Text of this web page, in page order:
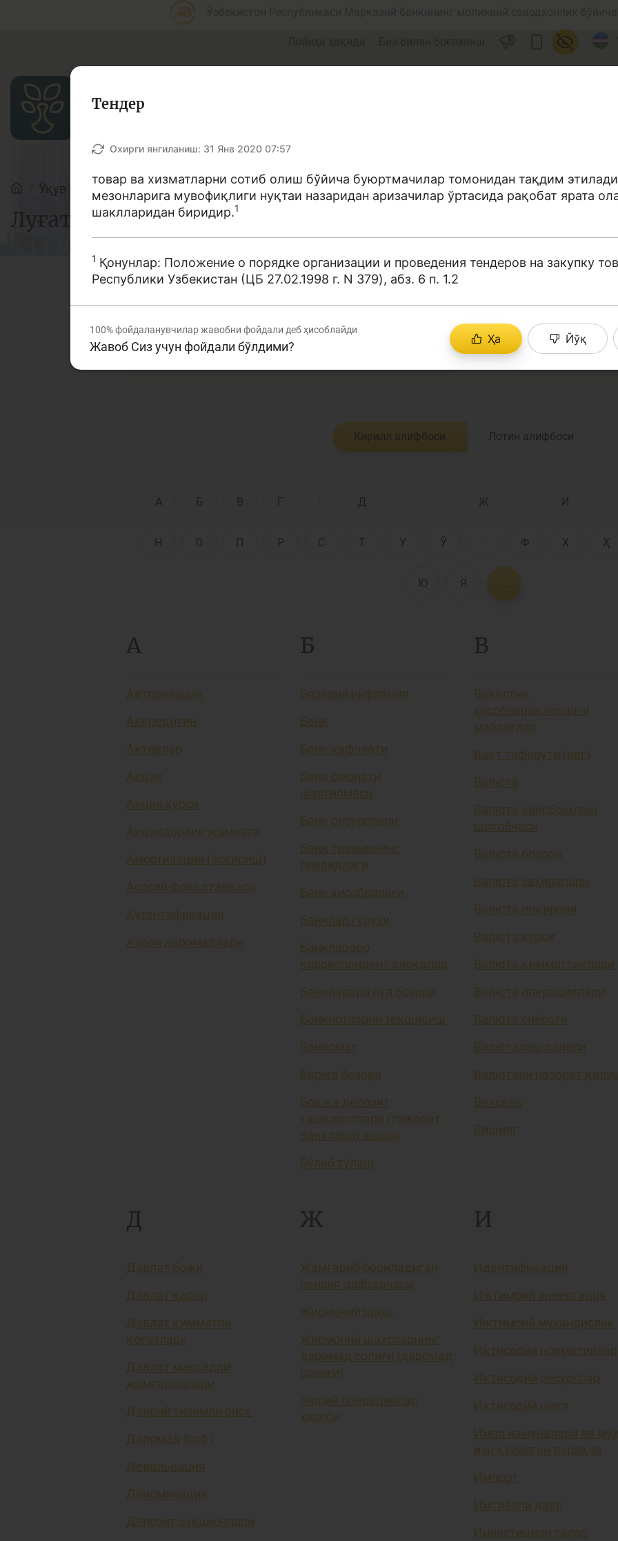
Мақолалар
Банк агентлари учун Пул Ислом молияси
Депозит (омонатлар) Кредит
Пул-кредит
Банк хизматлари
истеъмолчилари
ҳуқуқлари
Тадбиркорлик
Ўқув қўлланмалар Луғат
Луғат
Ушбу изоҳли луғат Сизга оммавий ахборот воситалари ёки иқтисодий
нотаниш сўз ва терминлари тушунишингизга ёрдам беради.
Кирилл алифбоси Лотин алифбоси
А Б В Г Д Ж И
Н О П Р С Т У Ў Ф Х Ҳ
Ю Я
А
Авторизация
Аккредитив
Активлар
Акция
Акция курси
Акциядорлик жамияти
Амортизация (эскириш)
Асосий фоиз ставкаси
Аутентификация
Аҳоли даромадлари
Б
Базавий инфляция
Банк
Банк кафолати
Банк омонати
шартномаси
Банк ресурслари
Банк тизимининг
ликвидлиги
Банк ҳисобварағи
Банклар гуруҳи
Банклараро
корреспондент алоқалар
Банклараро пул бозори
Банкнотларни текшириш
Банкомат
Биржа бозори
Бошқа депозит
ташкилотлари (тижорат
банклари) шарҳи
Бўлиб тўлаш
В
Вакиллик
ҳисобварақлардаги
маблағлар
Вақт тафовути (лаг)
Валюта
Валюта айирбошлаш
шохобчаси
Валюта бозори
Валюта заҳиралари
Валюта инқирози
Валюта курси
Валюта қимматликлари
Валюта операциялари
Валюта сиёсати
Валюталаш санаси
Валютани назорат
Вексель
Вишинг
Д
Давлат божи
Давлат қарзи
Давлат қимматли
қоғозлари
Давлат мақсадли
жамғармалари
Даврий тизимли риск
Даромад (соф)
Девальвация
Деноминация
Депозит аукционлари
Ж
Жамғариб бориладиган
пенсия дафтарчаси
Жисмоний шахс
Жисмоний шахсларнинг
даромад солиғи (даромад
солиғи)
Жорий операциялар
ҳисоби
И
Идентификация
Ижтимоий инвестиция
Ижтимоий муҳандислик
Иқтисодий нормативлар
Иқтисодий ресурслар
Иқтисодий цикл
Имзо намуналари ва
изи қўйилган варақча
Импорт
Имтиёзли давр
Инвестицион талаб
Тендер
Охирги янгиланиш: 31 Янв 2020 07:57
товар ва хизматларни сотиб олиш бўйича буюртмачилар томонидан тақдим
мезонларига мувофиқлиги нуқтаи назаридан аризачилар ўртасида рақобат ярата
шаклларидан биридир.1
1 Қонунлар: Положение о порядке организации и проведения тендеров на закупку
Республики Узбекистан (ЦБ 27.02.1998 г. N 379), абз. 6 п. 1.2
100%фойдаланувчилар жавобни фойдали деб ҳисоблайди
Жавоб Сиз учун фойдали бўлдими?
Ҳа Йўқ